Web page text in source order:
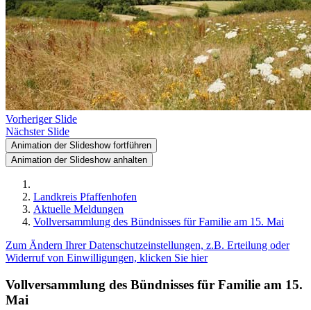
Vorheriger Slide
Nächster Slide
Animation der Slideshow fortführen
Animation der Slideshow anhalten
Landkreis Pfaffenhofen
Aktuelle Meldungen
Vollversammlung des Bündnisses für Familie am 15. Mai
Zum Ändern Ihrer Datenschutzeinstellungen, z.B. Erteilung oder
Widerruf von Einwilligungen, klicken Sie hier
Vollversammlung des Bündnisses für Familie am 15.
Mai